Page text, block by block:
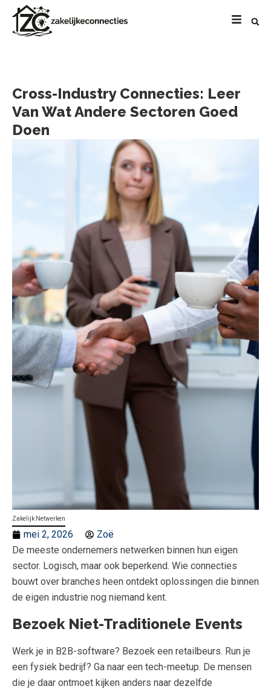
Cross-Industry Connecties: Leer
Van Wat Andere Sectoren Goed
Doen
Zakelijk Netwerken
mei 2, 2026
Zoë
De meeste ondernemers netwerken binnen hun eigen
sector. Logisch, maar ook beperkend. Wie connecties
bouwt over branches heen ontdekt oplossingen die binnen
de eigen industrie nog niemand kent.
Bezoek Niet-Traditionele Events
Werk je in B2B-software? Bezoek een retailbeurs. Run je
een fysiek bedrijf? Ga naar een tech-meetup. De mensen
die je daar ontmoet kijken anders naar dezelfde